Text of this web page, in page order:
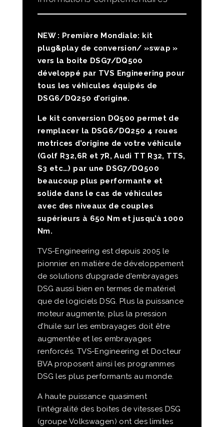
NEW : Première Mondiale: kit
plug&play de conversion/ »swap »
vers la boite DSG7/DQ500
développé par TVS Engineering pour
tous les véhicules équipés de
DSG6/DQ250 d’origine.
Le kit conversion DQ500 permet de
remplacer la DSG6/DQ250 4 roues
motrices d’origine de votre véhicule
(Golf R32,6R et 7R, Audi TT R32, TTS,
S3 etc…) par une DSG7/DQ500
beaucoup plus performante et
solide dans le cas de véhicules
avec des niveaux de couples
supérieurs à 650 Nm et jusqu’à 1000
Nm.
TVS-Engineering est depuis 2005 le
pionnier en matière de développement
de solutions d’upgrade d’embrayages
DSG aussi bien en termes de matériel
que de logiciels DSG. Plus la puissance
moteur augmente, plus la pression
d’huile sur les embrayages doit être
augmentée et les embrayages
renforcés. TVS-Engineering et Docteur
BVA proposent ainsi les programmes
DSG les plus performants au monde.
A haute puissance quasiment
l’intégralité des boites de vitesses DSG
(groupe Volkswagen) ont des limites